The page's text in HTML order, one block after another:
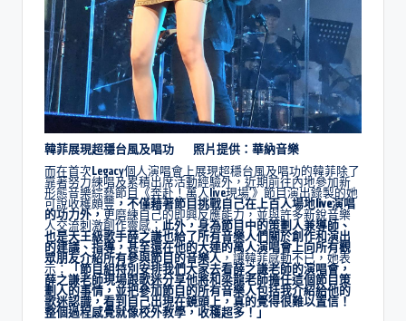
韓菲展現超穩台風及唱功 照片提供：華納音樂
而在首次Legacy個人演唱會上展現超穩台風及唱功的韓菲除了
靠著努力練唱及累積出席活動經驗外，近期前往內地參加新
形態音樂綜藝節目《奔赴！萬人live現場‘》節目演出錄製的她
可說收穫頗豐，不僅藉著節目挑戰自己在上百人場地live演唱
的功力外，更磨練自己的即興反應能力，並與許多新銳音樂
人交流刺激創作靈感；此外，身為節目中的策劃人兼導師、
也是天王級歌手薛之謙也給了所有音樂人們關於創作和演出
的建議、指導，甚至還在他的大連的萬人演唱會上向所有觀
眾朋友介紹所有參與節目的音樂人，讓韓菲感動不已，她表
示：「節目組特別安排我們大家去看薛之謙老師的演唱會，
薛之謙老師現場跟歌迷分享他將和梁龍老師擔任這個節目策
劃人的事情，並把參加節目的所有音樂人包括我介紹給他的
歌迷認識，看到自己出現在鏡頭上，真的覺得很難以置信！
整個過程感覺就像校外教學，收穫超多！」